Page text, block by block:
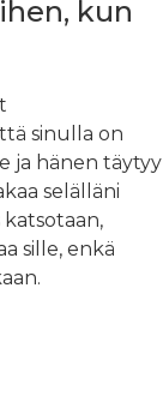
kun
sinulla on
ja hänen täytyy
selälläni
sille, enkä